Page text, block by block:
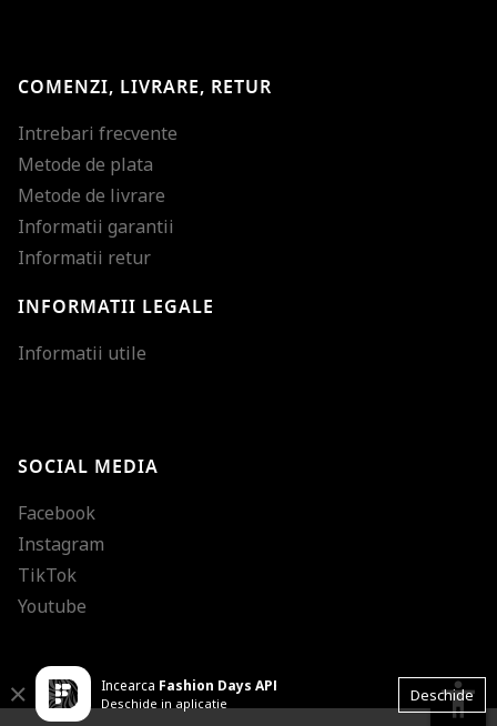
COMENZI, LIVRARE, RETUR
Intrebari frecvente
Metode de plata
Metode de livrare
Informatii garantii
Informatii retur
INFORMATII LEGALE
Informatii utile
SOCIAL MEDIA
Facebook
Instagram
TikTok
Youtube
Incearca Fashion Days APP
Deschide in aplicatie Deschide
Close accessibility
Cursor mare